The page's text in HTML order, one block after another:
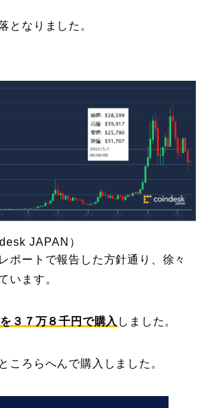
となりました。
JAPAN）
ポートで報告した方針通り、徐々
います。
３７万８千円で購入 しました。
ころらへんで購入しました。